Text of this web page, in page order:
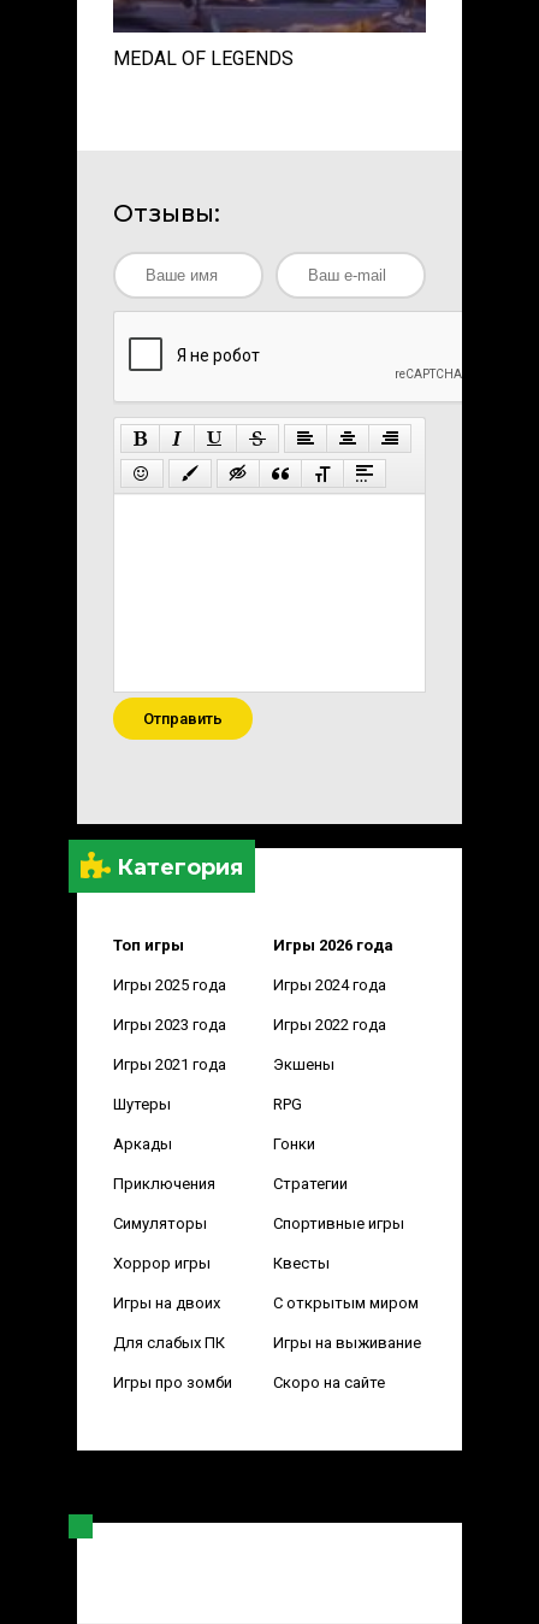
Категория
Топ игры Игры 2026 года
Игры 2025 года Игры 2024 года
Игры 2023 года Игры 2022 года
Игры 2021 года Экшены
Шутеры RPG
Аркады Гонки
Приключения Стратегии
Симуляторы Спортивные игры
Хоррор игры Квесты
Игры на двоих С открытым миром
Для слабых ПК Игры на выживание
Игры про зомби Скоро на сайте
MEDAL OF LEGENDS
Отзывы:
Отправить